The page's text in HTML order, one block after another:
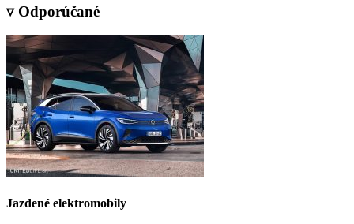
▿ Odporúčané
Jazdené elektromobily